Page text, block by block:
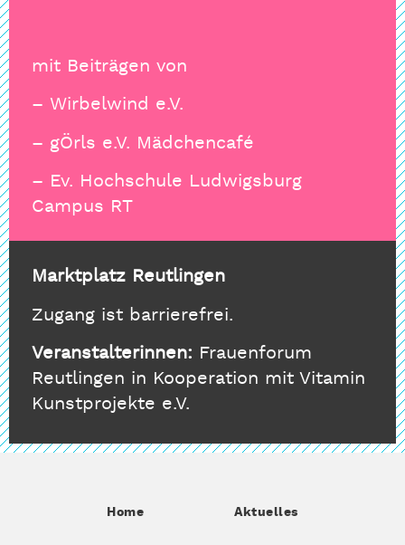
mit Beiträgen von
– Wirbelwind e.V.
– gÖrls e.V. Mädchencafé
– Ev. Hochschule Ludwigsburg
Campus RT
Marktplatz Reutlingen
Zugang ist barrierefrei.
Veranstalterinnen: Frauenforum
Reutlingen in Kooperation mit Vitamin
Kunstprojekte e.V.
Home Aktuelles